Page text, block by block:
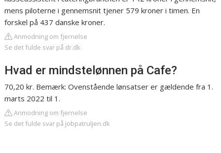
mens piloterne i gennemsnit tjener 579 kroner i timen. En
forskel på 437 danske kroner.
Anmodning om fjernelse
Se det fulde svar på dr.dk
Hvad er mindstelønnen på Cafe?
70,20 kr. Bemærk: Ovenstående lønsatser er gældende fra 1.
marts 2022 til 1.
Anmodning om fjernelse
Se det fulde svar på jobpatruljen.dk